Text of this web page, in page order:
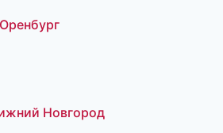
Новгород